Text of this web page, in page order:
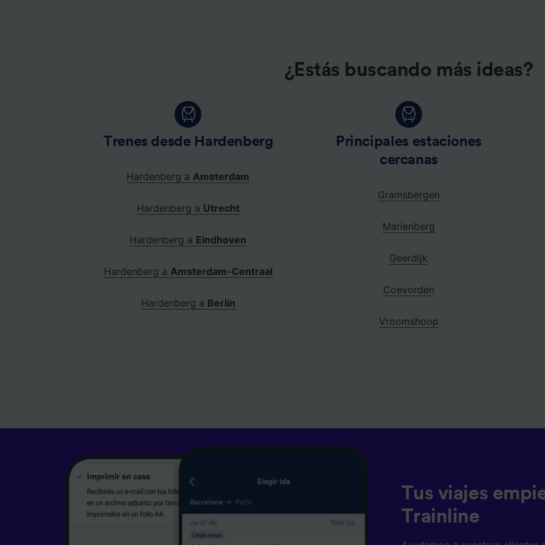
¿Estás buscando más ideas?
Trenes desde Hardenberg
Hardenberg a Amsterdam
Hardenberg a Utrecht
Hardenberg a Eindhoven
Hardenberg a Amsterdam-Centraal
Hardenberg a Berlín
Principales estaciones
cercanas
Gramsbergen
Marienberg
Geerdijk
Coevorden
Vroomshoop
Tus viajes
Trainline